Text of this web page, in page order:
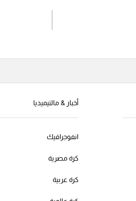
إرسال تعليق
أخبار & مالتيميديا
انفوجرافيك
كرة مصرية
كرة عربية